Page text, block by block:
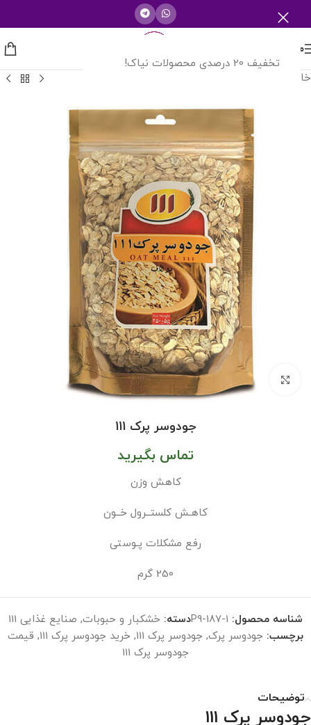
تخفیف 20 درصدی محصولات نیاک!
منو
خانه
بزرگنمایی تصویر
جودوسر پرک 111
تماس بگیرید
کاهش وزن
کاهـش کلستــرول خــون
رفع مشکلات پـوستی
250 گرم
شناسه محصول: P9-187-1دسته: خشکبار و حبوبات, صنایع غذایی 111
برچسب: جودوسر پرک, جودوسر پرک 111 , خرید جودوسر پرک 111 , قیمت
جودوسر پرک 111
توضیحات
جودوسر پرک 111